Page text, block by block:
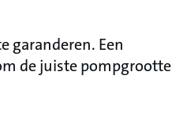
garanderen. Een
de juiste pompgrootte